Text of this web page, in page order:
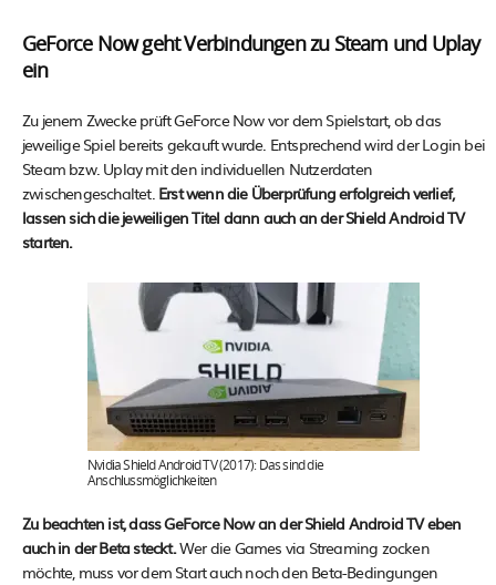
GeForce Now geht Verbindungen zu Steam und Uplay
ein
Zu jenem Zwecke prüft GeForce Now vor dem Spielstart, ob das
jeweilige Spiel bereits gekauft wurde. Entsprechend wird der Login bei
Steam bzw. Uplay mit den individuellen Nutzerdaten
zwischengeschaltet. Erst wenn die Überprüfung erfolgreich verlief,
lassen sich die jeweiligen Titel dann auch an der Shield Android TV
starten.
Nvidia Shield Android TV (2017): Das sind die
Anschlussmöglichkeiten
Zu beachten ist, dass GeForce Now an der Shield Android TV eben
auch in der Beta steckt.Wer die Games via Streaming zocken
möchte, muss vor dem Start auch noch den Beta-Bedingungen